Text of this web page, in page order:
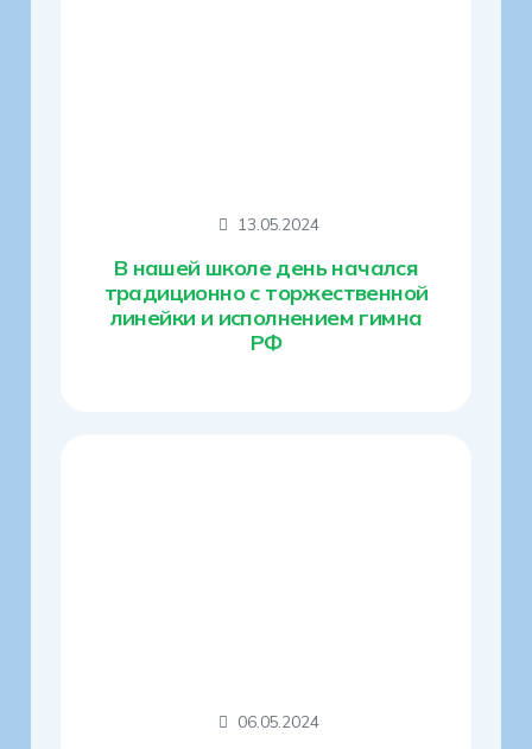
13.05.2024
В нашей школе день начался
традиционно с торжественной
линейки и исполнением гимна
РФ
06.05.2024